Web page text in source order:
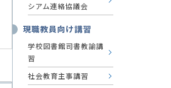
シアム連絡協議会
現職教員向け講習
学校図書館司書教諭講
習
社会教育主事講習